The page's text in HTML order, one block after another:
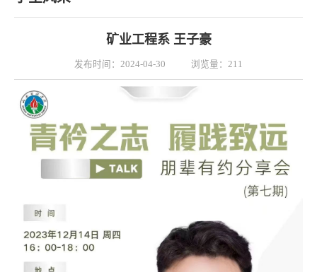
矿业工程系 王子豪
发布时间：2024-04-30 浏览量： 211